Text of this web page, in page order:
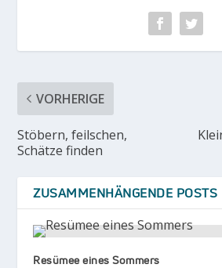
VORHERIGE
Stöbern, feilschen,
Schätze finden
ZUSAMMENHÄNGENDE POSTS
Resümee eines Sommers